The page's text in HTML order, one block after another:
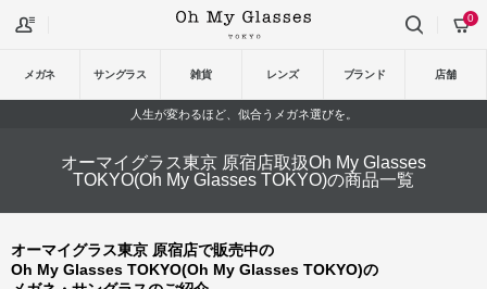
メガネ サングラス 雑貨 レンズ ブランド 店舗
0
人生が変わるほど、似合うメガネ選びを。
オーマイグラス東京 原宿店取扱Oh My Glasses
TOKYO(Oh My Glasses TOKYO)の商品一覧
オーマイグラス東京 原宿店で販売中の
Oh My Glasses TOKYO(Oh My Glasses TOKYO)の